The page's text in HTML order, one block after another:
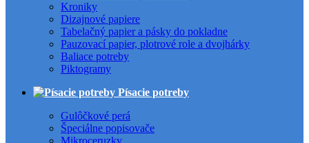
Kroniky
Dizajnové papiere
Tabelačný papier a pásky do pokladne
Pauzovací papier, plotrové role a dvojhárky
Baliace potreby
Piktogramy
Písacie potreby
Gulôčkové perá
Špeciálne popisovače
Mikroceruzky